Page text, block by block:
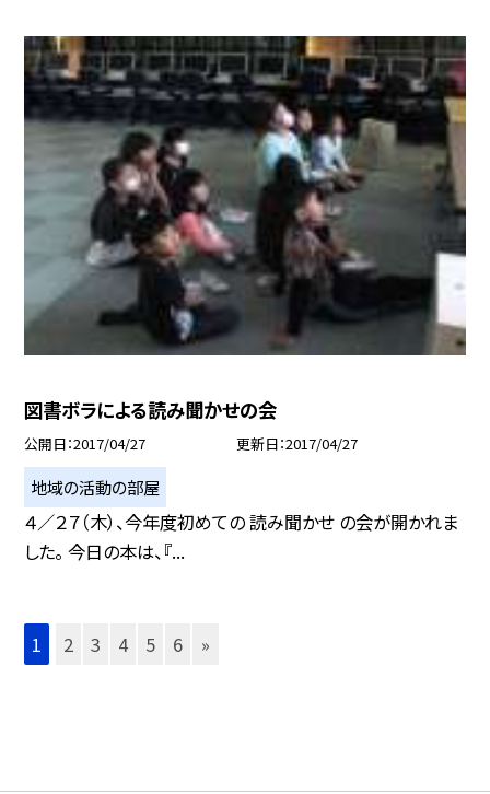
図書ボラによる読み聞かせの会
公開日 2017/04/27 更新日 2017/04/27
地域の活動の部屋
４／２７（木）、今年度初めての 読み聞かせ の会が開かれま
した。 今日の本は、『...
1 2 3 4 5 6 »